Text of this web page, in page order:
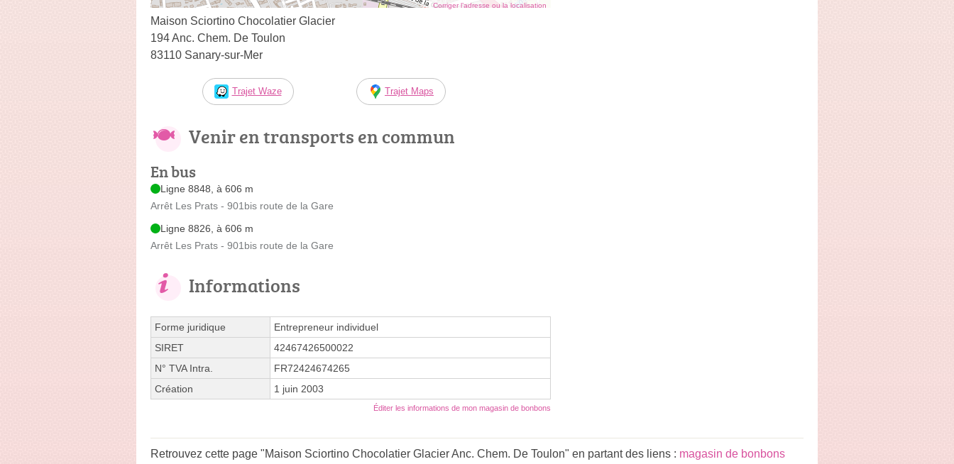
Corriger l’adresse ou la localisation
Maison Sciortino Chocolatier Glacier
194 Anc. Chem. De Toulon
83110 Sanary-sur-Mer
Trajet Waze Trajet Maps
Venir en transports en commun
En bus
Ligne 8848, à 606 m
Arrêt Les Prats - 901bis route de la Gare
Ligne 8826, à 606 m
Arrêt Les Prats - 901bis route de la Gare
Informations
Forme juridique
Entrepreneur individuel
SIRET
42467426500022
N° TVA Intra.
FR72424674265
Création
1 juin 2003
Éditer les informations de mon magasin de bonbons
Retrouvez cette page "Maison Sciortino Chocolatier Glacier Anc. Chem. De Toulon" en partant des liens : magasin de bonbons